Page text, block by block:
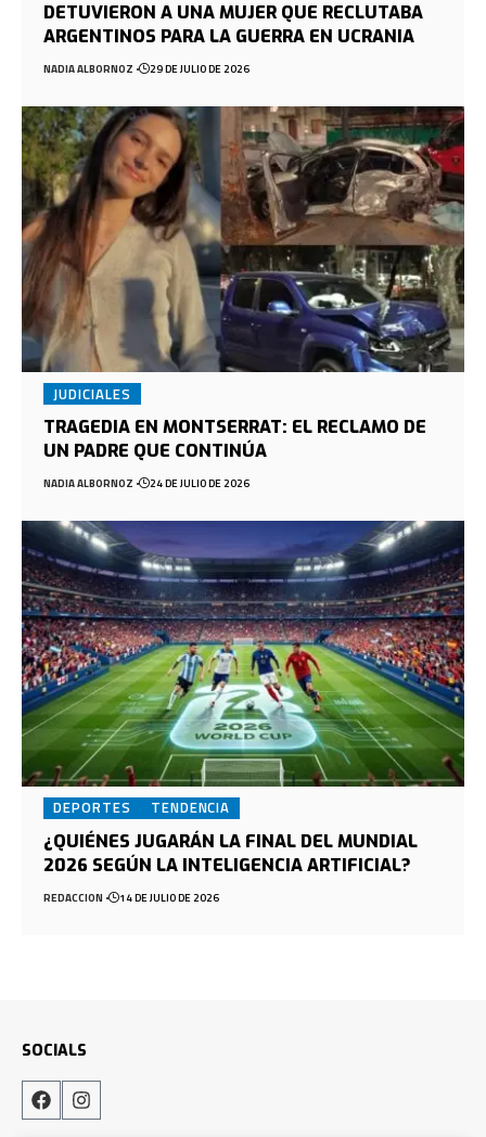
DETUVIERON A UNA MUJER QUE RECLUTABA
ARGENTINOS PARA LA GUERRA EN UCRANIA
NADIA ALBORNOZ 29 DE JULIO DE 2026
JUDICIALES
TRAGEDIA EN MONTSERRAT: EL RECLAMO DE
UN PADRE QUE CONTINÚA
NADIA ALBORNOZ 24 DE JULIO DE 2026
DEPORTES TENDENCIA
¿QUIÉNES JUGARÁN LA FINAL DEL MUNDIAL
2026 SEGÚN LA INTELIGENCIA ARTIFICIAL?
REDACCION 14 DE JULIO DE 2026
SOCIALS